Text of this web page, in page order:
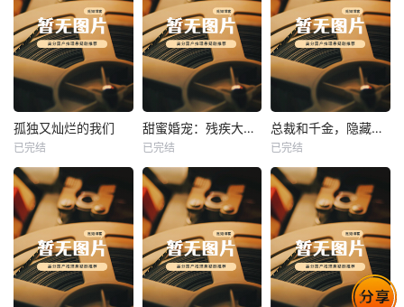
热播
未知
孤独又灿烂的我们
已完结
热播
未知
甜蜜婚宠：残疾大佬夜夜撩
已完结
热播
未知
总裁和千金，隐藏身份闪婚了
已完结